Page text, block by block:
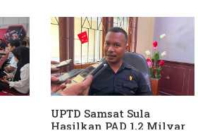
Keterlibatan Ketua PKB
Sula
UPTD Samsat Sula
Hasilkan PAD 1,2 Milyar